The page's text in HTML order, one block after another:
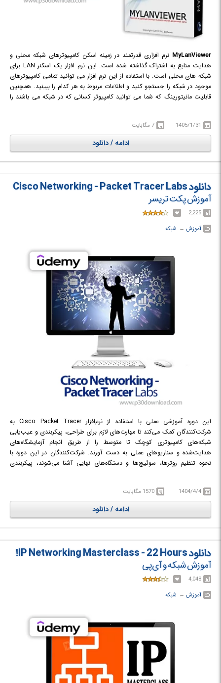
MyLanViewer نرم افزاری قدرتمند در زمینه اسکن کامپیوترهای شبکه محلی و
هدایت منابع به اشتراک گذاشته شده است. این نرم افزار یک اسکنر LAN برای
شبکه های محلی است. با استفاده از این نرم افزار می توانید تمامی کامپیوترهای
موجود در شبکه را جستجو کنید و اطلاعات مربوط به هر کدام را ببینید. همچنین
قابلیت مانیتورینگ که شما می توانید کامپیوتر کسانی که در شبکه می باشند را
در زمان تغییر وضعیت کامپیوترها، اخطارها را مشاهده نمایید.
1405/1/31 7 مگابایت
ادامه / دانلود
دانلود Cisco Networking - Packet Tracer Labs
آموزش پکت تریسر
2,225
آموزش ← ‏ شبکه
این دوره آموزشی عملی با استفاده از نرم‌افزار Cisco Packet Tracer به
شرکت‌کنندگان کمک می‌کند تا مهارت‌های لازم برای طراحی، پیکربندی و عیب‌یابی
شبکه‌های کامپیوتری کوچک تا متوسط را از طریق انجام آزمایشگاه‌های
هدایت‌شده و سناریوهای عملی به دست آورند. شرکت‌کنندگان در این دوره با
نحوه تنظیم روترها، سوئیچ‌ها و دستگاه‌های نهایی آشنا می‌شوند، پیکربندی
خواهند گرفت و با عملکرد پروتکل‌های STP و DHCP در محیط‌های واقعی آشنا
می‌شوند. در نهایت، شرکت‌کنندگان قادر خواهند بود توپولوژی‌های شبکه را به طور
کامل ایجاد کرده و مشکلات مربوط به آن‌ها را عیب‌یابی کنند.
پیکربندی تجهیزات شبکه آشنا خواهید شد.
1404/4/4 1570 مگابایت
ادامه / دانلود
دانلود IP Networking Masterclass - 22 Hours!
آموزش شبکه‌ و آی‌پی
4,048
آموزش ← ‏ شبکه